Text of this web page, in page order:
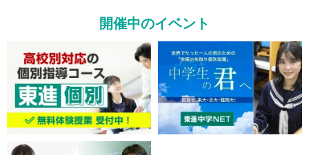
開催中のイベント